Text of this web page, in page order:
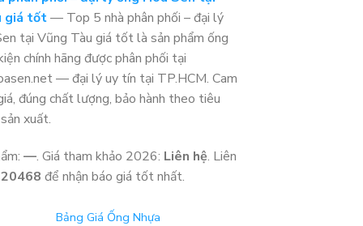
giá tốt— Top 5 nhà phân phối – đại lý
tại Vũng Tàu giá tốt là sản phẩm ống
chính hãng được phân phối tại
— đại lý uy tín tại TP.HCM. Cam
đúng chất lượng, bảo hành theo tiêu
xuất.
—. Giá tham khảo 2026: Liên hệ. Liên
để nhận báo giá tốt nhất.
Bảng Giá Ống Nhựa